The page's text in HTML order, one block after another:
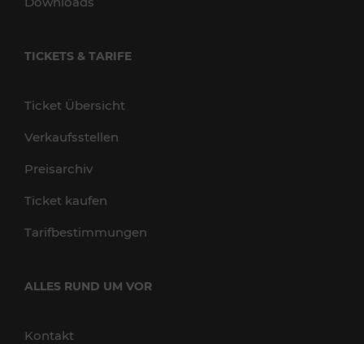
TICKETS & TARIFE
Ticket Übersicht
Verkaufsstellen
Preisarchiv
Ticket kaufen
Tarifbestimmungen
ALLES RUND UM VOR
Kontakt